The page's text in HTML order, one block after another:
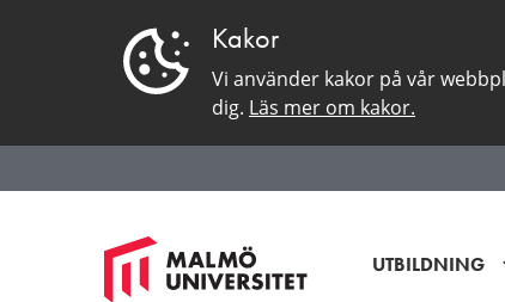
Kakor
Vi använder kakor på vår
dig. Läs mer om kakor.
UTBILDNING